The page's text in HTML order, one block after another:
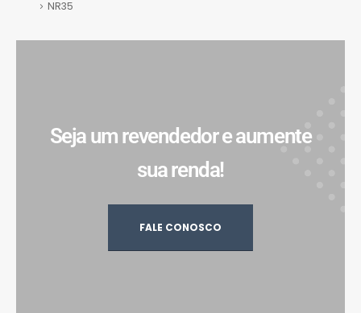
NR35
Seja um revendedor e aumente
sua renda!
FALE CONOSCO